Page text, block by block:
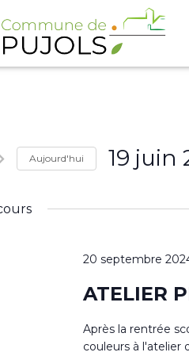
Aujourd'hui 19 juin
une
20 septembre
ATELIER
Après la rentrée
couleurs à l'atelier